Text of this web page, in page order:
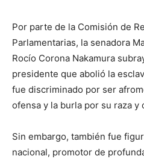
Por parte de la Comisión de
Parlamentarias, la senadora
Rocío Corona Nakamura
presidente que abolió la
fue discriminado por ser
ofensa y la burla por su raza y
Sin embargo, también fue
nacional, promotor de